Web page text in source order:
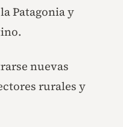
Patagonia y
nuevas
rurales y